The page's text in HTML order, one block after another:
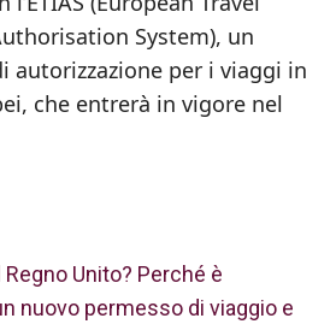
System), un
autorizzazione per i viaggi in
che entrerà in vigore nel
Unito? Perché è
nuovo permesso di viaggio e